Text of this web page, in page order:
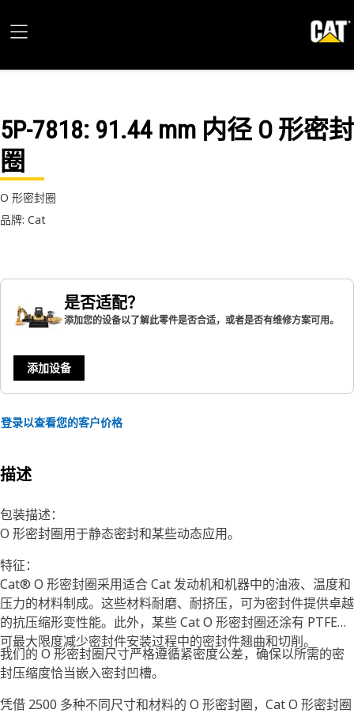
5P-7818: 91.44 mm 内径 O 形密封
圈
O 形密封圈
品牌: Cat
是否适配？
添加您的设备以了解此零件是否合适，或者是否有维修方案可用。
添加设备
登录以查看您的客户价格
描述
包装描述：
O 形密封圈用于静态密封和某些动态应用。
特征：
Cat® O 形密封圈采用适合 Cat 发动机和机器中的油液、温度和
压力的材料制成。这些材料耐磨、耐挤压，可为密封件提供卓越
的抗压缩形变性能。此外，某些 Cat O 形密封圈还涂有 PTFE，
可最大限度减少密封件安装过程中的密封件翘曲和切削。
我们的 O 形密封圈尺寸严格遵循紧密度公差，确保以所需的密
封压缩度恰当嵌入密封凹槽。
凭借 2500 多种不同尺寸和材料的 O 形密封圈，Cat O 形密封圈